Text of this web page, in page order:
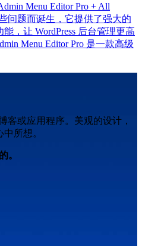
Menu Editor Pro + All
问题而诞生，它提供了强大的
，让 WordPress 后台管理更高
Menu Editor Pro 是一款高级
客或应用程序。美观的设计，
所想。
。